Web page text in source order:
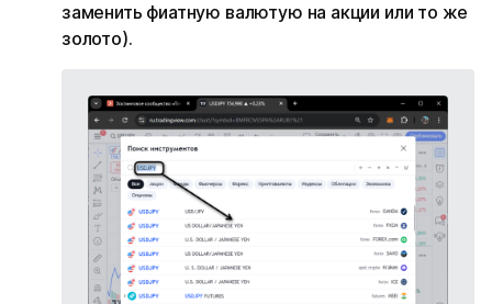
заменить фиатную валютую на акции или то же
золото).